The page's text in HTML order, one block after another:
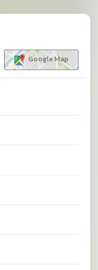
Google Map